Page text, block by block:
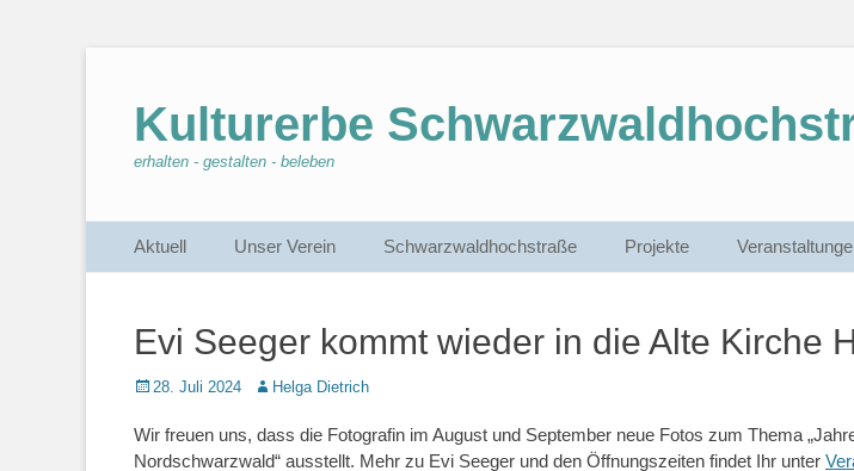
Kulturerbe
erhalten - gestalten - beleben
Primärmenu
Aktuell Unser Verein Schwarzwaldhochstraße Projekte
Evi Seeger kommt wieder in die Alte Kirche
Veröffentlicht
28. Juli 2024 AutorHelga Dietrich
Wir freuen uns, dass die Fotografin im August und September neue Fotos zum Thema
Nordschwarzwald“ ausstellt. Mehr zu Evi Seeger und den Öffnungszeiten findet Ihr unter